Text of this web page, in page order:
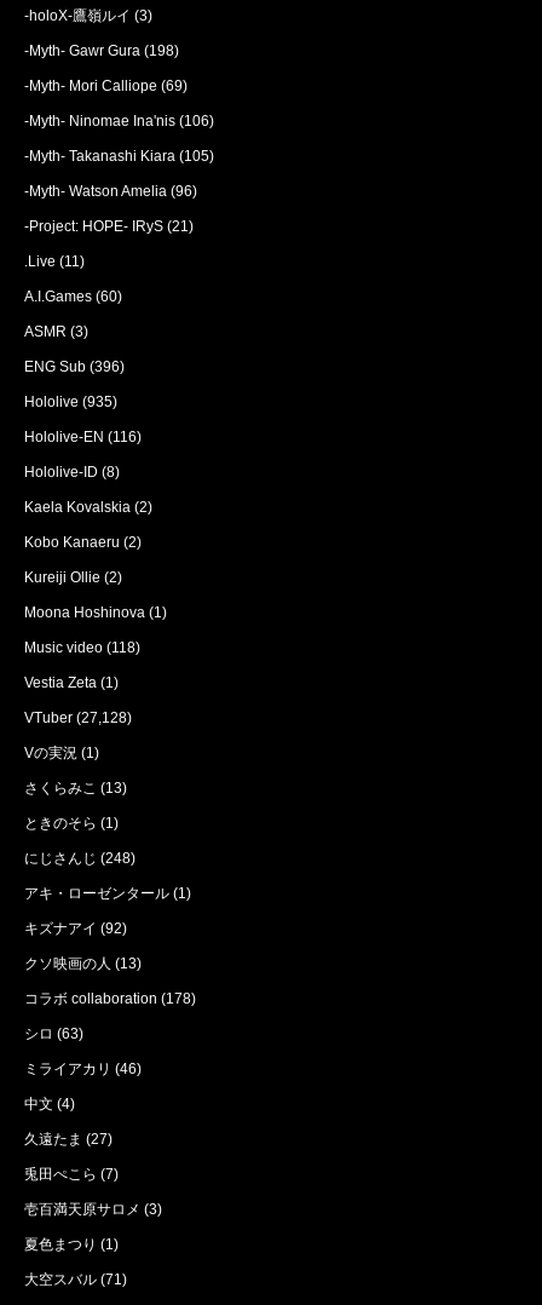
-holoX-鷹嶺ルイ (3)
-Myth- Gawr Gura (198)
-Myth- Mori Calliope (69)
-Myth- Ninomae Ina'nis (106)
-Myth- Takanashi Kiara (105)
-Myth- Watson Amelia (96)
-Project: HOPE- IRyS (21)
.Live (11)
A.I.Games (60)
ASMR (3)
ENG Sub (396)
Hololive (935)
Hololive-EN (116)
Hololive-ID (8)
Kaela Kovalskia (2)
Kobo Kanaeru (2)
Kureiji Ollie (2)
Moona Hoshinova (1)
Music video (118)
Vestia Zeta (1)
VTuber (27,128)
Vの実況 (1)
さくらみこ (13)
ときのそら (1)
にじさんじ (248)
アキ・ローゼンタール (1)
キズナアイ (92)
クソ映画の人 (13)
コラボ collaboration (178)
シロ (63)
ミライアカリ (46)
中文 (4)
久遠たま (27)
兎田ぺこら (7)
壱百満天原サロメ (3)
夏色まつり (1)
大空スバル (71)